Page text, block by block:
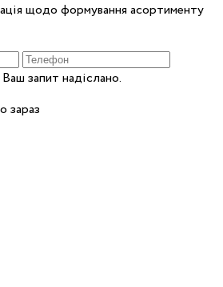
щодо формування асортименту
запит надіслано.
зараз